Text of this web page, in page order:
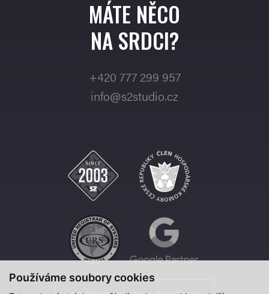
Používáme soubory cookies
MÁTE NĚCO
NA SRDCI?
+420 777 299 957
info@s2studio.cz